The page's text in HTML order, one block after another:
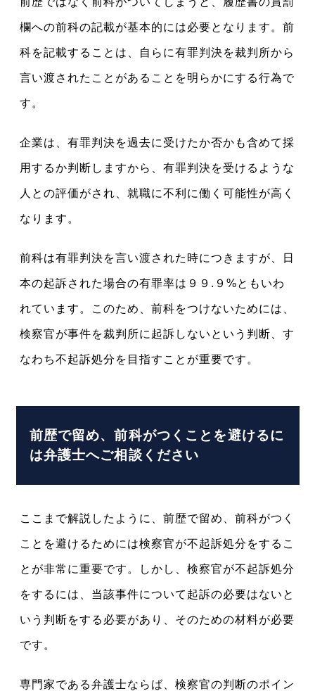
欄への前科の記載が基本的には必要となります。前
科を記載することは、自らに有罪判決を裁判所から
言い渡されたことがあることを明らかにする行為で
す。
企業は、有罪判決を過去に受けたか否かも含めて採
用するか判断しますから、有罪判決を受けるような
人との評価がされ、就職に不利に働く可能性が高く
なります 。
前科は有罪判決を言い渡された時につきますが、日
本の起訴された場合の有罪率は９９.９%ともいわ
れています。このため、前科をつけないためには、
検察官が事件を裁判所に起訴しないという判断、す
なわち不起訴処分を目指すことが重要です。
前歴で留め、前科がつくことを避けるに
は弁護士へご相談ください
ここまで解説したように、前歴で留め、前科がつく
ことを避けるためには検察官が不起訴処分をするこ
とが非常に重要です。しかし、検察官が不起訴処分
をするには、当該事件について起訴の必要はないと
いう判断をする必要があり、そのための材料が必要
です。
専門家である弁護士ならば、検察官の判断のポイン